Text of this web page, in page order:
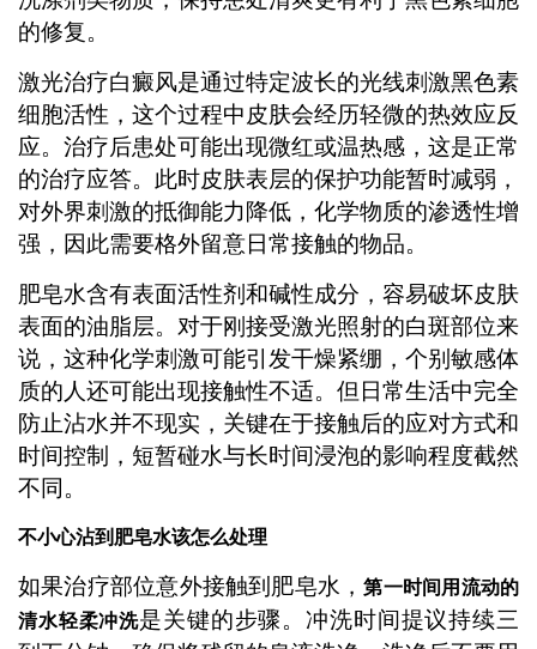
的修复。
激光治疗白癜风是通过特定波长的光线刺激黑色素
细胞活性，这个过程中皮肤会经历轻微的热效应反
应。治疗后患处可能出现微红或温热感，这是正常
的治疗应答。此时皮肤表层的保护功能暂时减弱，
对外界刺激的抵御能力降低，化学物质的渗透性增
强，因此需要格外留意日常接触的物品。
肥皂水含有表面活性剂和碱性成分，容易破坏皮肤
表面的油脂层。对于刚接受激光照射的白斑部位来
说，这种化学刺激可能引发干燥紧绷，个别敏感体
质的人还可能出现接触性不适。但日常生活中完全
防止沾水并不现实，关键在于接触后的应对方式和
时间控制，短暂碰水与长时间浸泡的影响程度截然
不同。
不小心沾到肥皂水该怎么处理
如果治疗部位意外接触到肥皂水，第一时间用流动的
清水轻柔冲洗是关键的步骤。冲洗时间提议持续三